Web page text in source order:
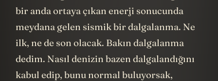
bir anda ortaya çıkan enerji sonucunda
meydana gelen sismik bir dalgalanma. Ne
ilk, ne de son olacak. Bakın dalgalanma
dedim. Nasıl denizin bazen dalgalandığını
kabul edip, bunu normal buluyorsak,